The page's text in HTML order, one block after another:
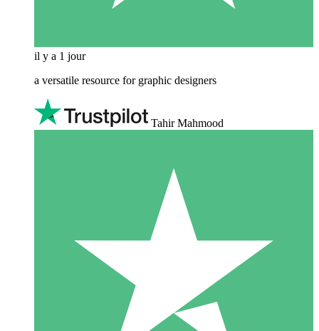
il y a 1 jour
a versatile resource for graphic designers
Tahir Mahmood